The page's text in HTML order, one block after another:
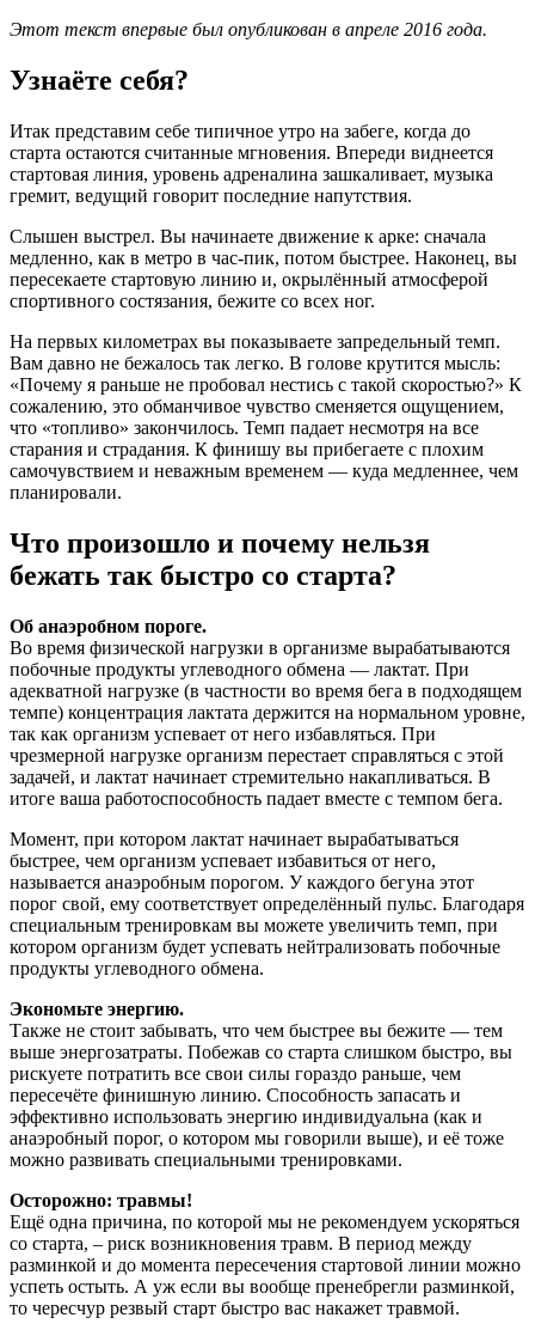
Этот текст впервые был опубликован в апреле 2016 года.
Узнаёте себя?
Итак представим себе типичное утро на забеге, когда до
старта остаются считанные мгновения. Впереди виднеется
стартовая линия, уровень адреналина зашкаливает, музыка
гремит, ведущий говорит последние напутствия.
Слышен выстрел. Вы начинаете движение к арке: сначала
медленно, как в метро в час-пик, потом быстрее. Наконец, вы
пересекаете стартовую линию и, окрылённый атмосферой
спортивного состязания, бежите со всех ног.
На первых километрах вы показываете запредельный темп.
Вам давно не бежалось так легко. В голове крутится мысль:
«Почему я раньше не пробовал нестись с такой скоростью?» К
сожалению, это обманчивое чувство сменяется ощущением,
что «топливо» закончилось. Темп падает несмотря на все
старания и страдания. К финишу вы прибегаете с плохим
самочувствием и неважным временем — куда медленнее, чем
планировали.
Что произошло и почему нельзя
бежать так быстро со старта?
Об анаэробном пороге.
Во время физической нагрузки в организме вырабатываются
побочные продукты углеводного обмена — лактат. При
адекватной нагрузке (в частности во время бега в подходящем
темпе) концентрация лактата держится на нормальном уровне,
так как организм успевает от него избавляться. При
чрезмерной нагрузке организм перестает справляться с этой
задачей, и лактат начинает стремительно накапливаться. В
итоге ваша работоспособность падает вместе с темпом бега.
Момент, при котором лактат начинает вырабатываться
быстрее, чем организм успевает избавиться от него,
называется анаэробным порогом. У каждого бегуна этот
порог свой, ему соответствует определённый пульс. Благодаря
специальным тренировкам вы можете увеличить темп, при
котором организм будет успевать нейтрализовать побочные
продукты углеводного обмена.
Экономьте энергию.
Также не стоит забывать, что чем быстрее вы бежите — тем
выше энергозатраты. Побежав со старта слишком быстро, вы
рискуете потратить все свои силы гораздо раньше, чем
пересечёте финишную линию. Способность запасать и
эффективно использовать энергию индивидуальна (как и
анаэробный порог, о котором мы говорили выше), и её тоже
можно развивать специальными тренировками.
Осторожно: травмы!
Ещё одна причина, по которой мы не рекомендуем ускоряться
со старта, – риск возникновения травм. В период между
разминкой и до момента пересечения стартовой линии можно
успеть остыть. А уж если вы вообще пренебрегли разминкой,
то чересчур резвый старт быстро вас накажет травмой.